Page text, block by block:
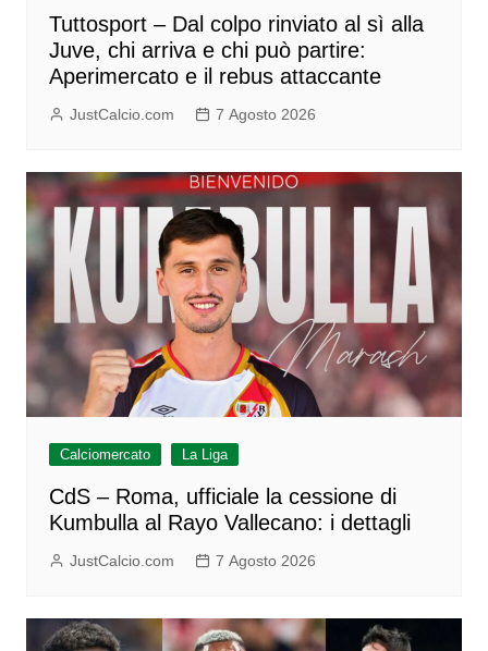
Tuttosport – Dal colpo rinviato al sì alla
Juve, chi arriva e chi può partire:
Aperimercato e il rebus attaccante
JustCalcio.com 7 Agosto 2026
Calciomercato La Liga
CdS – Roma, ufficiale la cessione di
Kumbulla al Rayo Vallecano: i dettagli
JustCalcio.com 7 Agosto 2026